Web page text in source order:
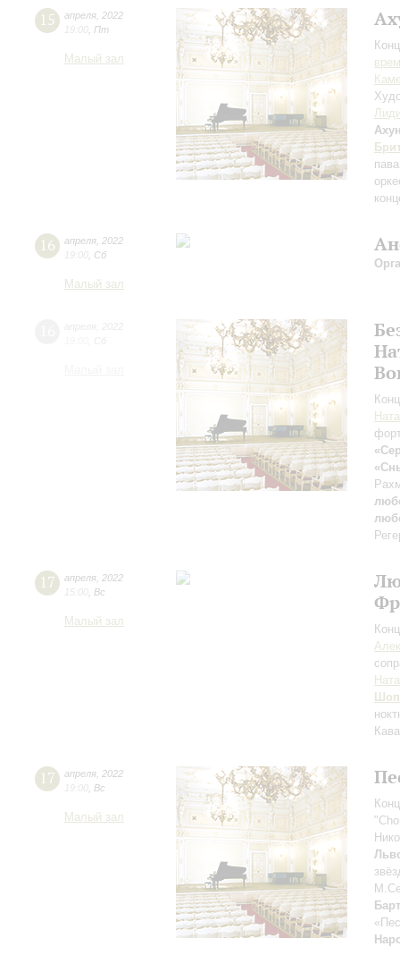
15 апреля 2022
19:00 Пт
Малый зал
16 апреля 2022
19:00 Сб
Малый зал
17 апреля 2022
15:00 Вс
Малый зал
17 апреля 2022
19:00 Вс
Малый зал